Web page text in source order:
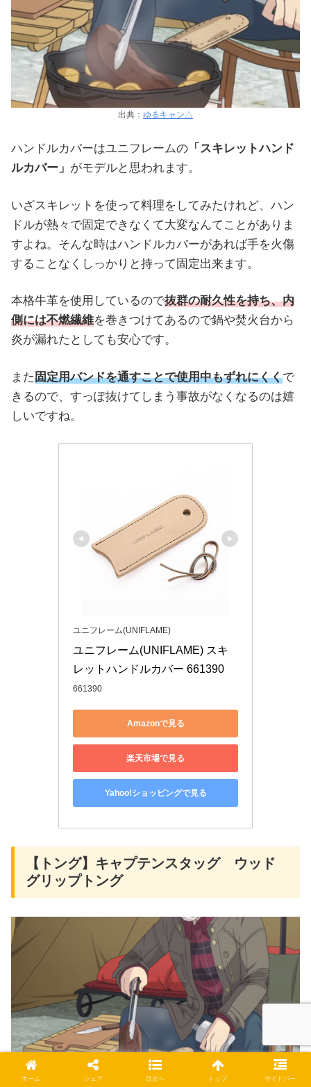
出典： ゆるキャン△
ハンドルカバーはユニフレームの 「スキレットハンド
ルカバー」 がモデルと思われます。
いざスキレットを使って料理をしてみたけれど、ハン
ドルが熱々で固定できなくて大変なんてことがありま
すよね。そんな時はハンドルカバーがあれば手を火傷
することなくしっかりと持って固定出来ます。
本格牛革を使用しているので抜群の耐久性を持ち、内
側には不燃繊維を巻きつけてあるので鍋や焚火台から
炎が漏れたとしても安心です。
また固定用バンドを通すことで使用中もずれにくくで
きるので、すっぽ抜けてしまう事故がなくなるのは嬉
しいですね。
ユニフレーム(UNIFLAME)
ユニフレーム(UNIFLAME) スキ
レットハンドルカバー 661390
661390
Amazonで見る
楽天市場で見る
Yahoo!ショッピングで見る
【トング】キャプテンスタッグ ウッド
グリップトング
ホーム シェア 目次へ トップ サイドバー